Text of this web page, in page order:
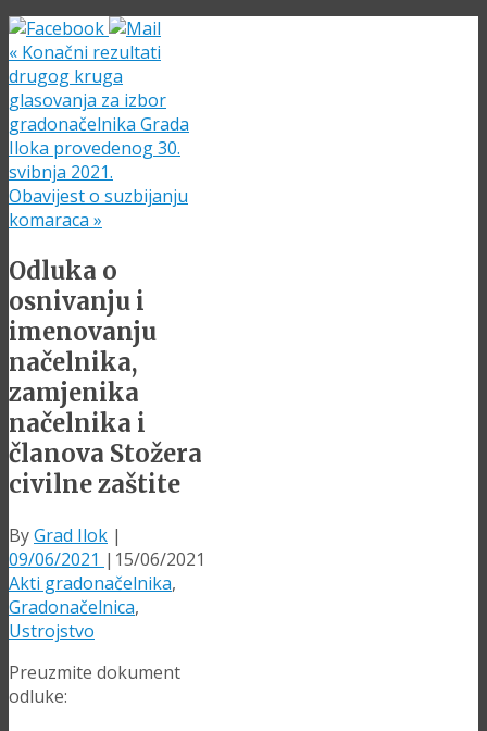
« Konačni rezultati
drugog kruga
glasovanja za izbor
gradonačelnika Grada
Iloka provedenog 30.
svibnja 2021.
Obavijest o suzbijanju
komaraca »
Odluka o
osnivanju i
imenovanju
načelnika,
zamjenika
načelnika i
članova Stožera
civilne zaštite
ByGrad Ilok |
09/06/2021 | 15/06/2021
Akti gradonačelnika,
Gradonačelnica,
Ustrojstvo
Preuzmite dokument
odluke: